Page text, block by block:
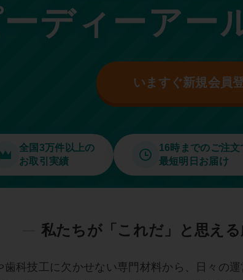
ーディーアー
いますぐ新規会員
全国3万件以上の
お取引実績
16時までのご注文
最短明日お届け
私たちが「これだ」と思え
歯科技工に欠かせない専門材料から、日々の